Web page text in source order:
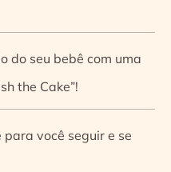
do seu bebê com uma
the Cake”!
você seguir e se